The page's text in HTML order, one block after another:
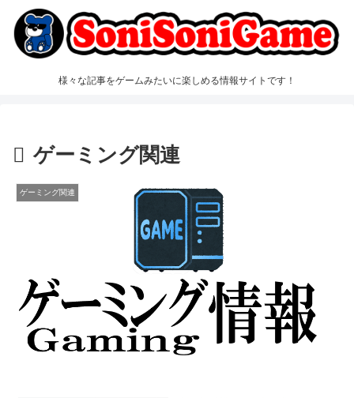
様々な記事をゲームみたいに楽しめる情報サイトです！
ゲーミング関連
ゲーミング関連